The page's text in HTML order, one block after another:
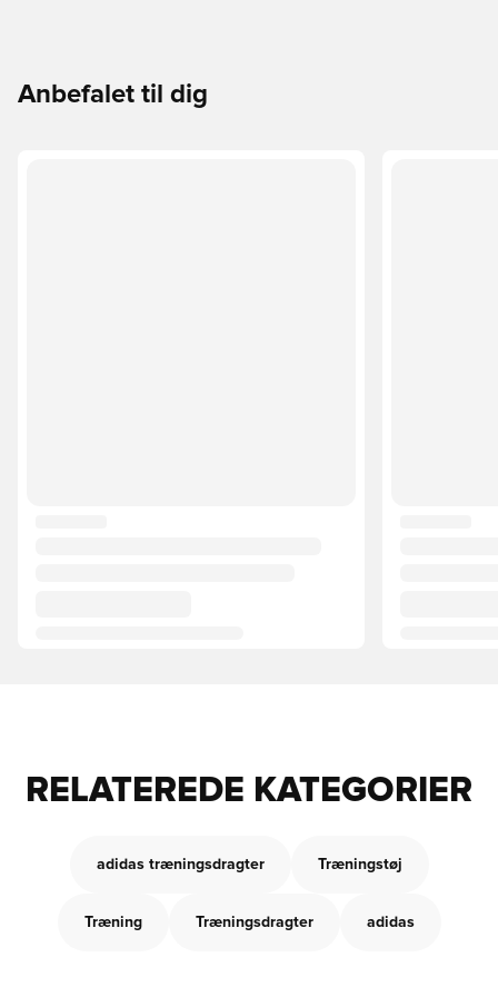
Anbefalet til dig
RELATEREDE KATEGORIER
adidas træningsdragter Træningstøj
Træning Træningsdragter adidas